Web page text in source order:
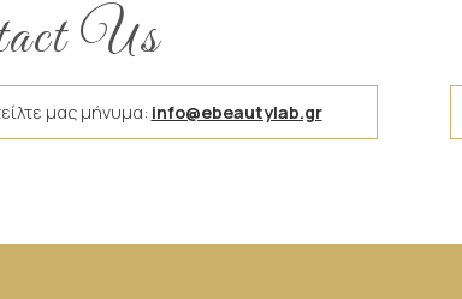
Us
μας μήνυμα: info@ebeautylab.gr